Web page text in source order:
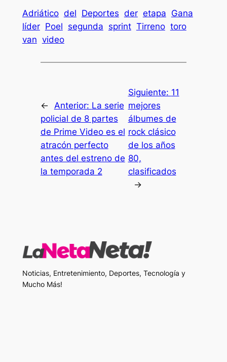
Adriático del Deportes der etapa Gana
líder Poel segunda sprint Tirreno toro
van video
← Anterior: La serie
policial de 8 partes
de Prime Video es el
atracón perfecto
antes del estreno de
la temporada 2
Siguiente: 11
mejores
álbumes de
rock clásico
de los años
80,
clasificados
→
Noticias, Entretenimiento, Deportes, Tecnología y
Mucho Más!